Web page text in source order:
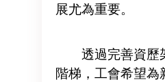
展尤為重要。
透過完善資歷
階梯，工會希望為